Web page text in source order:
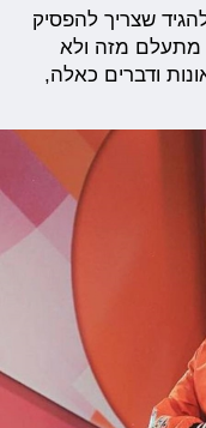
שצריך להפסיק
מתעלם מזה ולא
ודברים כאלה,